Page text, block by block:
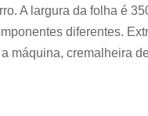
A largura da folha é
diferentes.
cremalheira